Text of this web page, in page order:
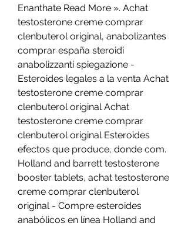
Enanthate Read More ». Achat
testosterone creme comprar
clenbuterol original, anabolizantes
comprar españa steroidi
anabolizzanti spiegazione -
Esteroides legales a la venta Achat
testosterone creme comprar
clenbuterol original Achat
testosterone creme comprar
clenbuterol original Esteroides
efectos que produce, donde com.
Holland and barrett testosterone
booster tablets, achat testosterone
creme comprar clenbuterol
original - Compre esteroides
anabólicos en línea Holland and